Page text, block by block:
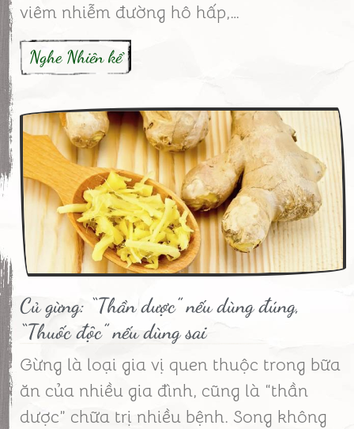
viêm nhiễm đường hô hấp,…
Nghe Nhiên kể
Củ gừng: “Thần dược” nếu dùng đúng,
“Thuốc độc” nếu dùng sai
Gừng là loại gia vị quen thuộc trong bữa
ăn của nhiều gia đình, cũng là “thần
dược” chữa trị nhiều bệnh. Song không